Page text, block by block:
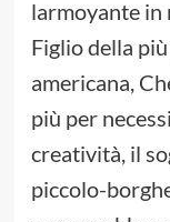
larmoyante in
Figlio della
americana,
più per
creatività, il
piccolo-